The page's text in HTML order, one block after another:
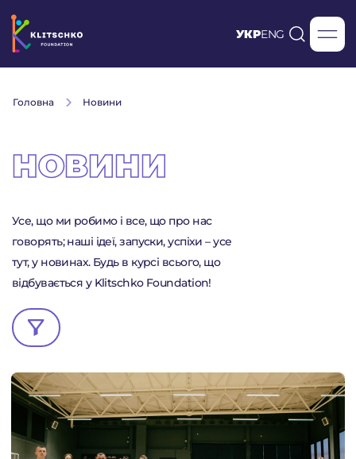
УКРENG
Головна Новини
НОВИНИ
Усе, що ми робимо і все, що про нас
говорять; наші ідеї, запуски, успіхи – усе
тут, у новинах. Будь в курсі всього, що
відбувається у Klitschko Foundation!